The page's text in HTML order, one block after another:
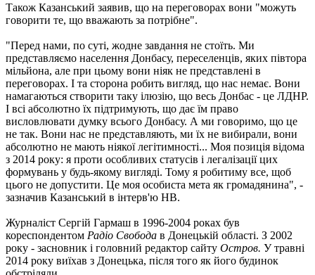
Також Казанський заявив, що на переговорах вони "можуть
говорити те, що вважають за потрібне".
"Перед нами, по суті, жодне завдання не стоїть. Ми
представляємо населення Донбасу, переселенців, яких півтора
мільйона, але при цьому вони ніяк не представлені в
переговорах. І та сторона робить вигляд, що нас немає. Вони
намагаються створити таку ілюзію, що весь Донбас - це ЛДНР.
І всі абсолютно їх підтримують, що дає їм право
висловлювати думку всього Донбасу. А ми говоримо, що це
не так. Вони нас не представляють, ми їх не вибирали, вони
абсолютно не мають ніякої легітимності... Моя позиція відома
з 2014 року: я проти особливих статусів і легалізації цих
формувань у будь-якому вигляді. Тому я робитиму все, щоб
цього не допустити. Це моя особиста мета як громадянина", -
зазначив Казанський в інтерв'ю НВ.
Журналіст Сергій Гармаш в 1996-2004 роках був
кореспондентом Радіо Свобода в Донецькій області. З 2002
року - засновник і головний редактор сайту Остров. У травні
2014 року виїхав з Донецька, після того як його будинок